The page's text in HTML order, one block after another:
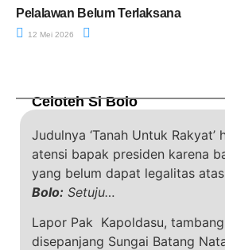
Pelalawan Belum Terlaksana
12 Mei 2026
Celoteh Si Bolo
Judulnya ‘Tanah Untuk Rakyat’
atensi bapak presiden karena
yang belum dapat legalitas
Bolo: Setuju…
Lapor Pak Kapoldasu,
disepanjang Sungai Batang